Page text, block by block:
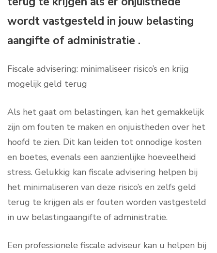
wordt vastgesteld in jouw belasting
aangifte of administratie .
Fiscale advisering: minimaliseer risico’s en krijg
mogelijk geld terug
Als het gaat om belastingen, kan het gemakkelijk
zijn om fouten te maken en onjuistheden over het
hoofd te zien. Dit kan leiden tot onnodige kosten
en boetes, evenals een aanzienlijke hoeveelheid
stress. Gelukkig kan fiscale advisering helpen bij
het minimaliseren van deze risico’s en zelfs geld
terug te krijgen als er fouten worden vastgesteld
in uw belastingaangifte of administratie.
Een professionele fiscale adviseur kan u helpen bij